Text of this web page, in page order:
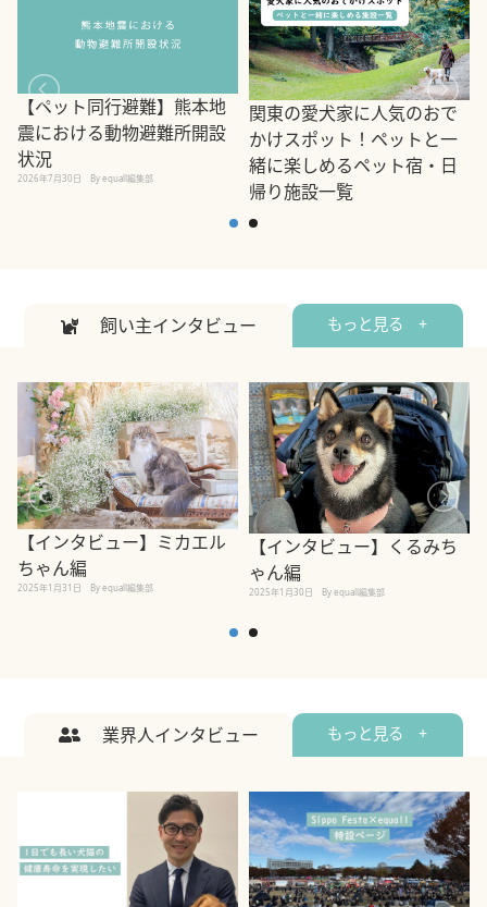
【ペット同行避難】熊本地
震における動物避難所開設
状況
2026年7月30日 By equall編集部
関東の愛犬家に人気のおで
かけスポット！ペットと一
緒に楽しめるペット宿・日
帰り施設一覧
飼い主インタビュー もっと見る +
【インタビュー】ミカエル
ちゃん編
2025年1月31日 By equall編集部
【インタビュー】くるみち
ゃん編
2025年1月30日 By equall編集部
業界人インタビュー もっと見る +